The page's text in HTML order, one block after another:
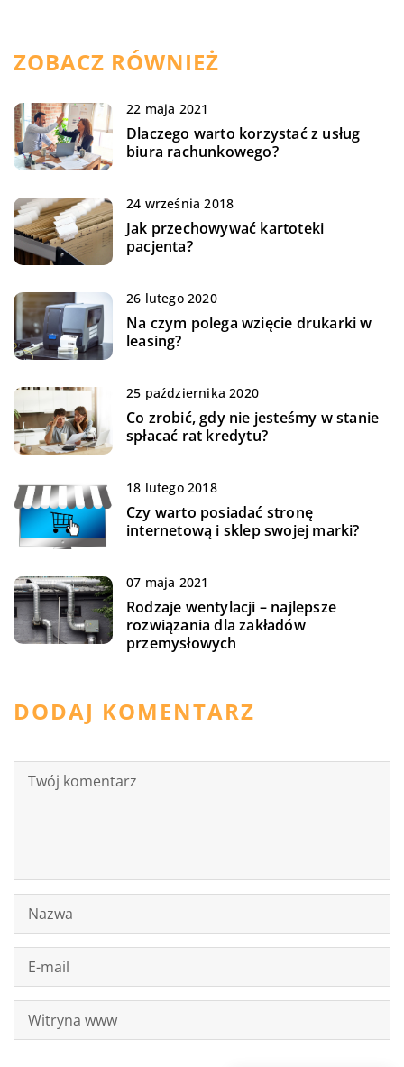
ZOBACZ RÓWNIEŻ
22 maja 2021
Dlaczego warto korzystać z usług
biura rachunkowego?
24 września 2018
Jak przechowywać kartoteki
pacjenta?
26 lutego 2020
Na czym polega wzięcie drukarki w
leasing?
25 października 2020
Co zrobić, gdy nie jesteśmy w stanie
spłacać rat kredytu?
18 lutego 2018
Czy warto posiadać stronę
internetową i sklep swojej marki?
07 maja 2021
Rodzaje wentylacji – najlepsze
rozwiązania dla zakładów
przemysłowych
DODAJ KOMENTARZ